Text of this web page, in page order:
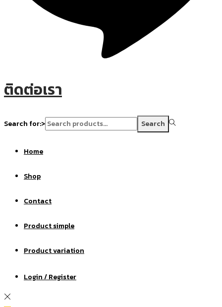
ติดต่อเรา
Search for:> Search
Home
Shop
Contact
Product simple
Product variation
Login / Register